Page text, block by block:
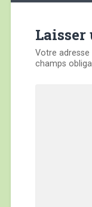
Laisser
Votre adresse
champs